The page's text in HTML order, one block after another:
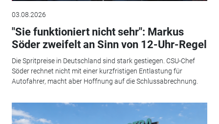
03.08.2026
"Sie funktioniert nicht sehr": Markus
Söder zweifelt an Sinn von 12-Uhr-Regel
Die Spritpreise in Deutschland sind stark gestiegen. CSU-Chef
Söder rechnet nicht mit einer kurzfristigen Entlastung für
Autofahrer, macht aber Hoffnung auf die Schlussabrechnung.